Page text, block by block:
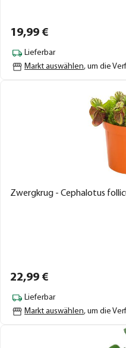
19,99 €
Lieferbar
Markt auswählen, um die
Zwergkrug - Cephalotus
22,99 €
Lieferbar
Markt auswählen, um die